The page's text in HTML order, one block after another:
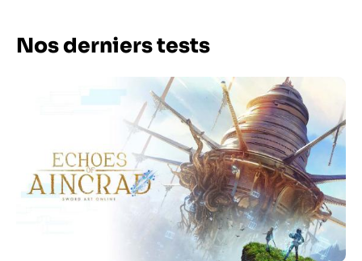
Nos derniers tests